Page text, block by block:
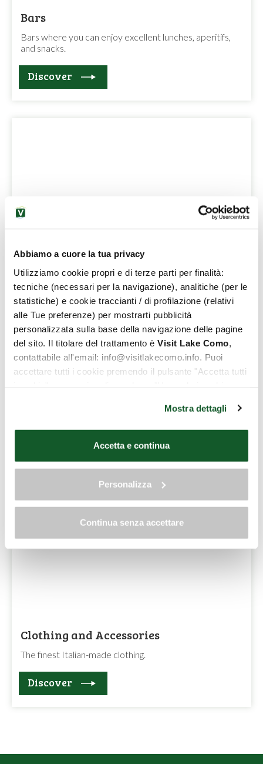
Abbiamo a cuore la tua privacy
Utilizziamo cookie propri e di terze parti per finalità:
tecniche (necessari per la navigazione), analitiche (per le
statistiche) e cookie traccianti / di profilazione (relativi
alle Tue preferenze) per mostrarti pubblicità
personalizzata sulla base della navigazione delle pagine
del sito. Il titolare del trattamento è Visit Lake Como
contattabile all'email: info@visitlakecomo.info. Puoi
accettare tutti i cookie premendo il pulsante "Accetta tutti
"Personalizza". Al fine di revocare il consenso prestato e
visualizzare le informazioni complete sul trattamento dei
"gestione cookie"
cookie.
Mostra dettagli
Accetta e continua
Personalizza
Continua senza accettare
Bars
Bars where you can enjoy excellent lunches, aperitifs,
and snacks.
Discover
Photography and Video
professional printing.
Discover
Dining
Charming locations where you can savour the best local
dishes.
Clothing and Accessories
The finest Italian-made clothing.
Discover